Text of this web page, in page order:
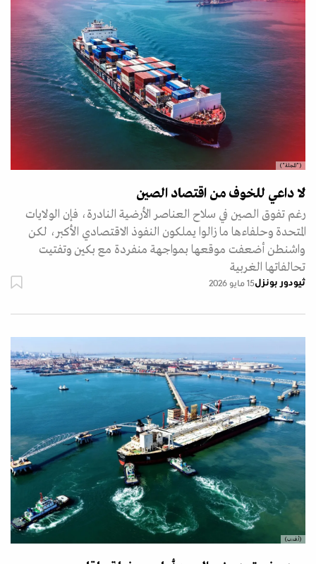
("المجلة")
لا داعي للخوف من اقتصاد الصين
رغم تفوق الصين في سلاح العناصر الأرضية النادرة، فإن الولايات
المتحدة وحلفاءها ما زالوا يملكون النفوذ الاقتصادي الأكبر، لكن
واشنطن أضعفت موقعها بمواجهة منفردة مع بكين وتفتيت
تحالفاتها الغربية
ثيودور بونزل15 مايو 2026
(أ.ف.ب)